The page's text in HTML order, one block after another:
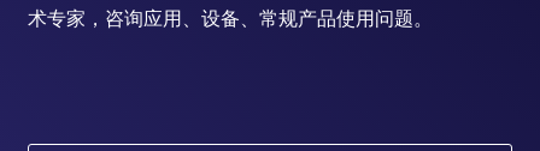
术专家，咨询应用、设备、常规产品使用问题。